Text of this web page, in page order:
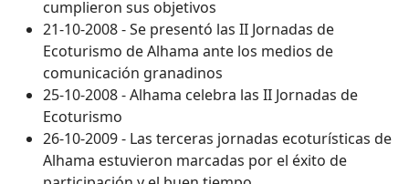
cumplieron sus objetivos
21-10-2008 - Se presentó las II Jornadas de
Ecoturismo de Alhama ante los medios de
comunicación granadinos
25-10-2008 - Alhama celebra las II Jornadas de
Ecoturismo
26-10-2009 - Las terceras jornadas ecoturísticas de
Alhama estuvieron marcadas por el éxito de